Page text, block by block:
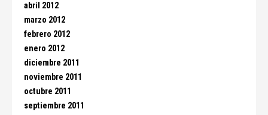
abril 2012
marzo 2012
febrero 2012
enero 2012
diciembre 2011
noviembre 2011
octubre 2011
septiembre 2011